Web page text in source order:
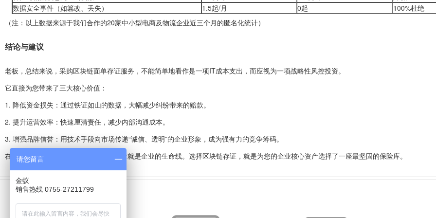
数据安全事件（如篡改、丢失）
1.5起/月 0起 100%杜绝
（注：以上数据来源于我们合作的20家中小型电商及物流企业近三个月的匿名化统计）
结论与建议
老板，总结来说，采购区块链面单存证服务，不能简单地看作是一项IT成本支出，而应视为一项战略性风控投资。
它直接为您带来了三大核心价值：
1. 降低资金损失：通过铁证如山的数据，大幅减少纠纷带来的赔款。
2. 提升运营效率：快速厘清责任，减少内部沟通成本。
3. 增强品牌信誉：用技术手段向市场传递“诚信、透明”的企业形象，成为强有力的竞争筹码。
在数字化竞争日益激烈的今天，数据安全就是企业的生命线。选择区块链存证，就是为您的企业核心资产选择了一座最坚固的保险库。
上一文章：
什么是打单系统使用成本？
请您留言
金蚁
销售热线 0755-27211799